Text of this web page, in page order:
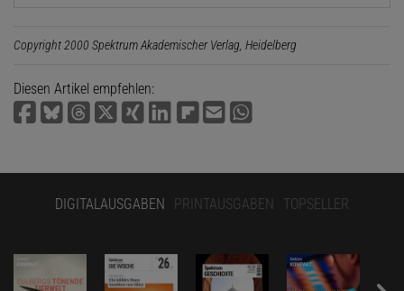
Copyright 2000 Spektrum Akademischer Verlag, Heidelberg
Diesen Artikel empfehlen:
DIGITALAUSGABEN PRINTAUSGABEN TOPSELLER